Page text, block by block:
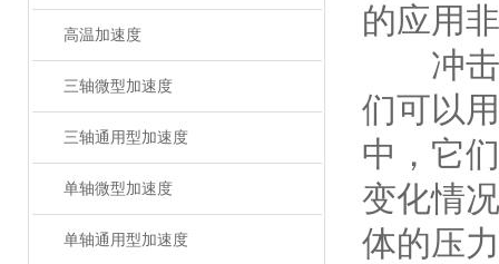
高温加速度
三轴微型加速度
三轴通用型加速度
单轴微型加速度
单轴通用型加速度
的应用
冲击
们可以
中，它
变化情
体的压